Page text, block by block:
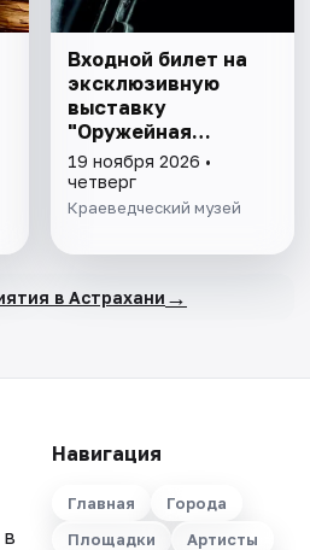
Входной билет на
эксклюзивную
выставку
"Оружейная
комната"
19 ноября 2026 •
четверг
Краеведческий музей
в Астрахани →
Навигация
Главная
Города
Площадки
Артисты